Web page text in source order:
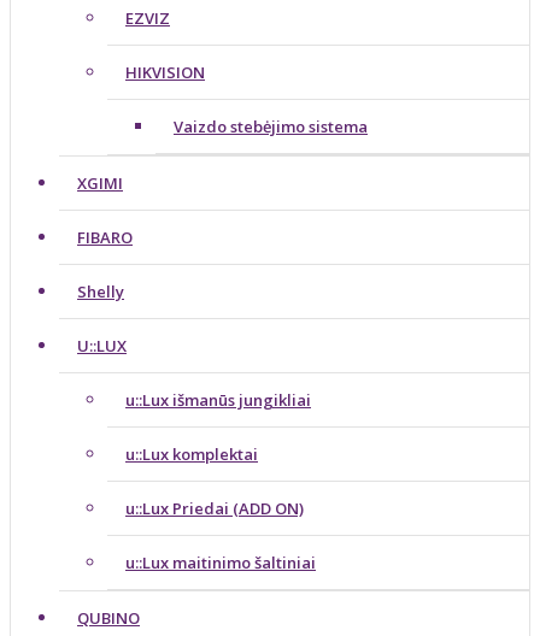
EZVIZ
HIKVISION
Vaizdo stebėjimo sistema
XGIMI
FIBARO
Shelly
U::LUX
u::Lux išmanūs jungikliai
u::Lux komplektai
u::Lux Priedai (ADD ON)
u::Lux maitinimo šaltiniai
QUBINO